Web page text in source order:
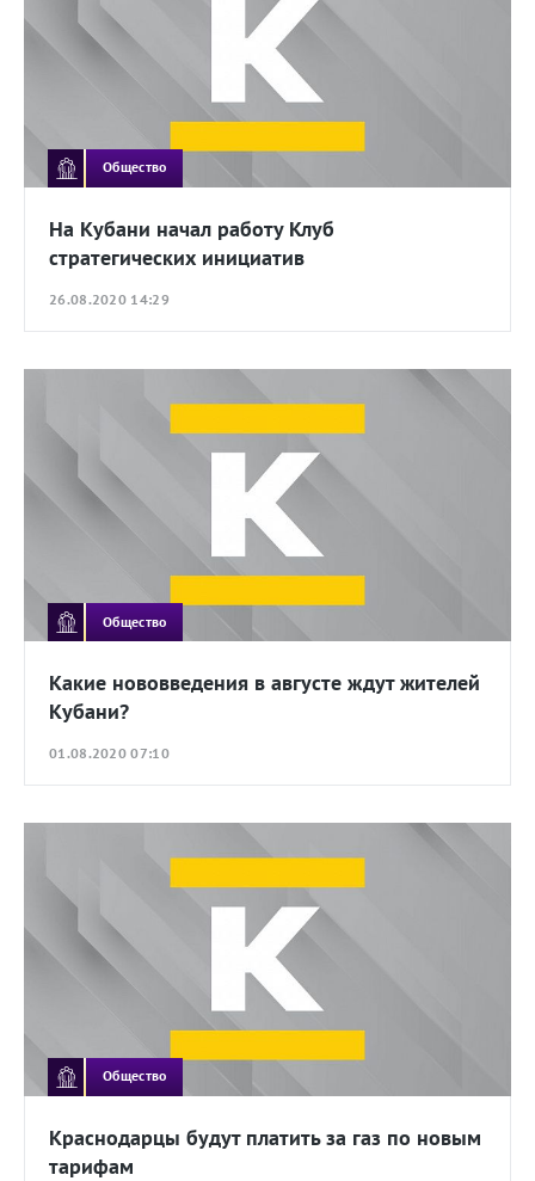
Общество
На Кубани начал работу Клуб
стратегических инициатив
26.08.2020 14:29
Общество
Какие нововведения в августе ждут жителей
Кубани?
01.08.2020 07:10
Общество
Краснодарцы будут платить за газ по новым
тарифам